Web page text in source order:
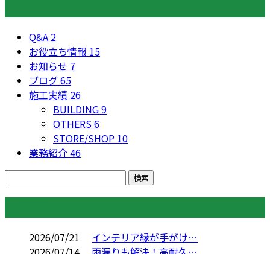
Q&A 2
お役立ち情報 15
お知らせ 7
ブログ65
施工実績 26
BUILDING9
OTHERS6
STORE/SHOP 10
業務紹介46
2026/07/21
インテリア縁が手がけ…